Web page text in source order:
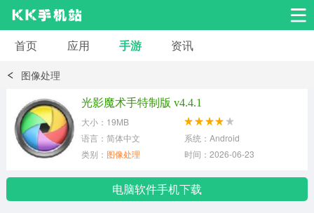
安卓应用
小说漫画
首页 应用 手游 资讯
图像处理
光影魔术手特制版 v4.4.1
大小：19MB
语言：简体中文
系统：Android
类别： 图像处理 时间：2026-06-23
电脑软件手机下载